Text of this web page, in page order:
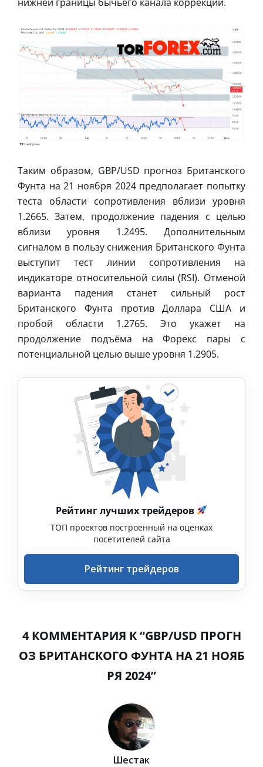
Таким образом, GBP/USD прогноз Британского
Фунта на 21 ноября 2024 предполагает попытку
теста области сопротивления вблизи уровня
1.2665. Затем, продолжение падения с целью
вблизи уровня 1.2495. Дополнительным
сигналом в пользу снижения Британского Фунта
выступит тест линии сопротивления на
индикаторе относительной силы (RSI). Отменой
варианта падения станет сильный рост
Британского Фунта против Доллара США и
пробой области 1.2765. Это укажет на
продолжение подъёма на Форекс пары с
потенциальной целью выше уровня 1.2905.
Рейтинг лучших трейдеров
ТОП проектов построенный на оценках
посетителей сайта
Рейтинг трейдеров
4 КОММЕНТАРИЯ К “GBP/USD ПРОГН
ОЗ БРИТАНСКОГО ФУНТА НА 21 НОЯБ
РЯ 2024”
Шестак